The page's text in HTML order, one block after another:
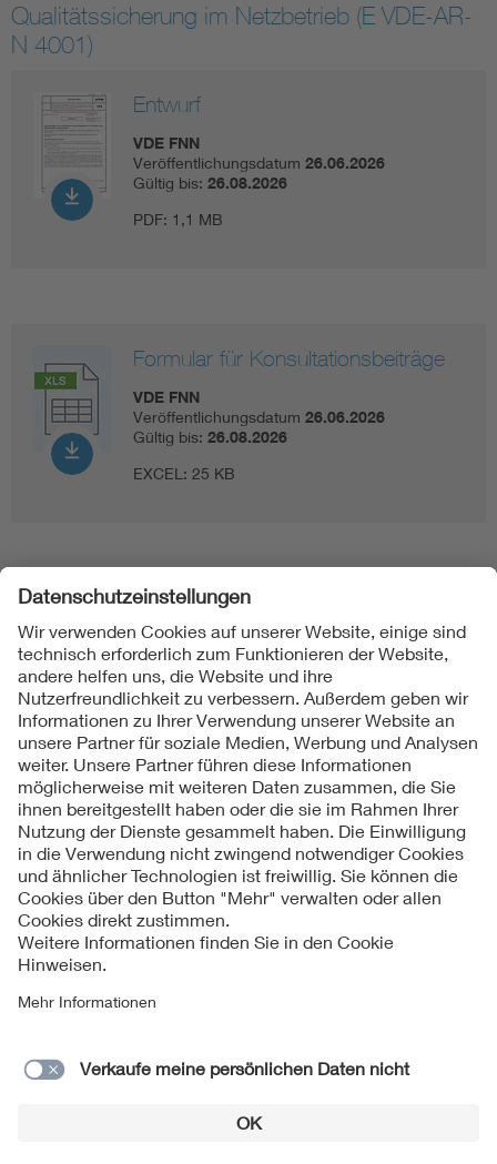
Qualitätssicherung im Netzbetrieb (E VDE-AR-
N 4001)
Entwurf
VDE FNN
Veröffentlichungsdatum 26.06.2026
Gültig bis: 26.08.2026
PDF: 1,1 MB
Formular für Konsultationsbeiträge
VDE FNN
Veröffentlichungsdatum 26.06.2026
Gültig bis: 26.08.2026
EXCEL: 25 KB
Folgen Sie uns
Kontakte
Service
Impressum
Datenschutzinformationen
Cookie Hinweise
Lieferantenportal
© 2026 VDE Verband der Elektrotechnik Elektronik